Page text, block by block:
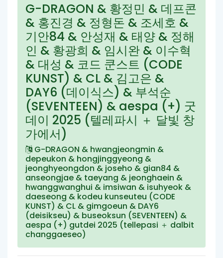
G-DRAGON & 황정민 & 데프콘
& 홍진경 & 정형돈 & 조세호 &
기안84 & 안성재 & 태양 & 정해
인 & 황광희 & 임시완 & 이수혁
& 대성 & 코드 쿤스트 (CODE
KUNST) & CL & 김고은 &
DAY6 (데이식스) & 부석순
(SEVENTEEN) & aespa (+) 굿
데이 2025 (텔레파시 ＋ 달빛 창
가에서)
G-DRAGON & hwangjeongmin &
depeukon & hongjinggyeong &
jeonghyeongdon & joseho & gian84 &
anseongjae & taeyang & jeonghaein &
hwanggwanghui & imsiwan & isuhyeok &
daeseong & kodeu kunseuteu (CODE
KUNST) & CL & gimgoeun & DAY6
(deisikseu) & buseoksun (SEVENTEEN) &
aespa (+) gutdei 2025 (tellepasi ＋ dalbit
changgaeseo)